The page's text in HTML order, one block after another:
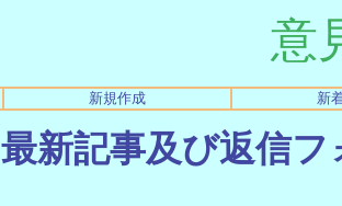
意
新規作成 新
最新記事及び返信